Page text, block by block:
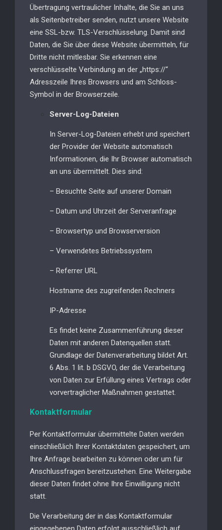
Übertragung vertraulicher Inhalte, die Sie an uns
als Seitenbetreiber senden, nutzt unsere Website
eine SSL-bzw. TLS-Verschlüsselung. Damit sind
Daten, die Sie über diese Website übermitteln, für
Dritte nicht mitlesbar. Sie erkennen eine
verschlüsselte Verbindung an der „https://“
Adresszeile Ihres Browsers und am Schloss-
Symbol in der Browserzeile.
Server-Log-Dateien
In Server-Log-Dateien erhebt und speichert
der Provider der Website automatisch
Informationen, die Ihr Browser automatisch
an uns übermittelt. Dies sind:
– Besuchte Seite auf unserer Domain
– Datum und Uhrzeit der Serveranfrage
– Browsertyp und Browserversion
– Verwendetes Betriebssystem
– Referrer URL
Hostname des zugreifenden Rechners
IP-Adresse
Es findet keine Zusammenführung dieser
Daten mit anderen Datenquellen statt.
Grundlage der Datenverarbeitung bildet Art.
6 Abs. 1 lit. b DSGVO, der die Verarbeitung
von Daten zur Erfüllung eines Vertrags oder
vorvertraglicher Maßnahmen gestattet.
Kontaktformular
Per Kontaktformular übermittelte Daten werden
einschließlich Ihrer Kontaktdaten gespeichert, um
Ihre Anfrage bearbeiten zu können oder um für
Anschlussfragen bereitzustehen. Eine Weitergabe
dieser Daten findet ohne Ihre Einwilligung nicht
statt.
Die Verarbeitung der in das Kontaktformular